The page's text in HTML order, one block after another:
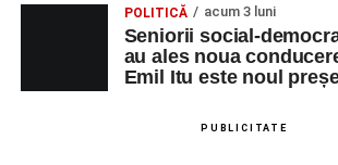
POLITICĂ acum 3 luni
Seniorii social-
au ales noua
Emil Itu este noul
PUBLICITATE